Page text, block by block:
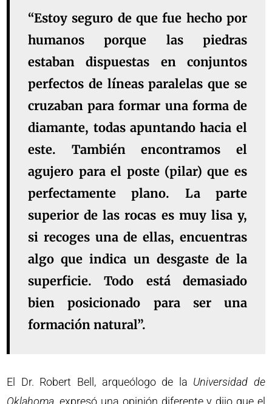
“Estoy seguro de que fue hecho por
humanos porque las piedras
estaban dispuestas en conjuntos
perfectos de líneas paralelas que se
cruzaban para formar una forma de
diamante, todas apuntando hacia el
este. También encontramos el
agujero para el poste (pilar) que es
perfectamente plano. La parte
superior de las rocas es muy lisa y,
si recoges una de ellas, encuentras
algo que indica un desgaste de la
superficie. Todo está demasiado
bien posicionado para ser una
formación natural”.
El Dr. Robert Bell, arqueólogo de la Universidad de
Oklahoma , expresó una opinión diferente y dijo que el